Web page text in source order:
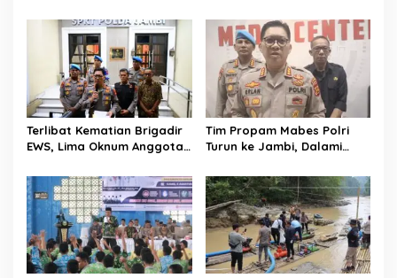
Water Bombing Dikerahkan
Lakukan Pemadaman
Suara di Pemilu 2029
Terlibat Kematian Brigadir
EWS, Lima Oknum Anggota
Tim Propam Mabes Polri
Turun ke Jambi, Dalami
Rekrutmen Polri